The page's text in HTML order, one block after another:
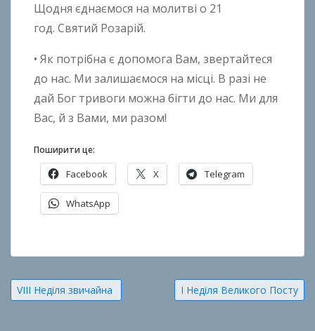
Щодня єднаємося на молитві о 21
год. Святий Розарій.
• Як потрібна є допомога Вам, звертайтеся
до нас. Ми залишаємося на місці. В разі не
дай Бог тривоги можна бігти до нас. Ми для
Вас, й з Вами, ми разом!
Поширити це:
Facebook X Telegram
WhatsApp
п
у
б
Навігація
VIII Неділя звичайна І Неділя Великого Посту